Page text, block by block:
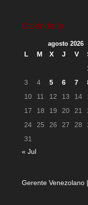
Calendario
agosto 2026
L M X J V
3
4 5 6 7
10
11 12 13 14
17
18 19 20 21
24
25 26 27 28
31
« Jul
Gerente Venezolano